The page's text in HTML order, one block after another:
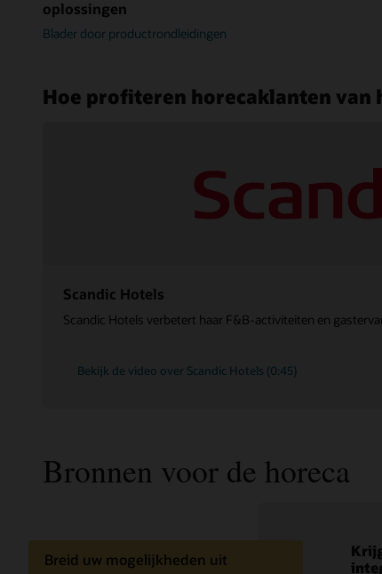
oplossingen
Blader door productrondleidingen
Hoe profiteren horecaklanten van
Scandic Hotels
Scandic Hotels verbetert haar F&B-activiteiten en
Bekijk de video over Scandic Hotels (0:45)
Bronnen voor de horeca
Breid uw mogelijkheden uit